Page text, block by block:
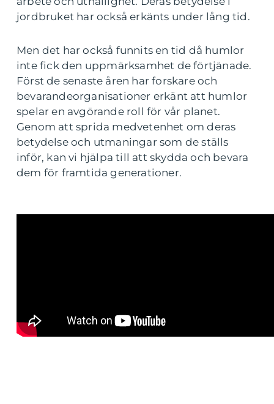
jordbruket har också erkänts under lång tid.
Men det har också funnits en tid då humlor
inte fick den uppmärksamhet de förtjänade.
Först de senaste åren har forskare och
bevarandeorganisationer erkänt att humlor
spelar en avgörande roll för vår planet.
Genom att sprida medvetenhet om deras
betydelse och utmaningar som de ställs
inför, kan vi hjälpa till att skydda och bevara
dem för framtida generationer.